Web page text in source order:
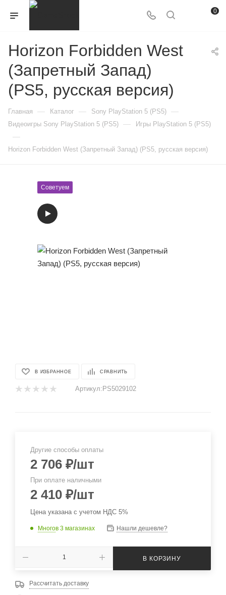
0
Horizon Forbidden West
(Запретный Запад)
(PS5, русская версия)
Главная — Каталог — Sony PlayStation 5 (PS5) —
Видеоигры Sony PlayStation 5 (PS5) — Игры PlayStation 5 (PS5)
—
Horizon Forbidden West (Запретный Запад) (PS5, русская версия)
Советуем
В ИЗБРАННОЕ СРАВНИТЬ
Артикул: PS5029102
Другие способы оплаты
2 706 ₽/шт
При оплате наличными
2 410 ₽/шт
Цена указана с учетом НДС 5%
Многов 3 магазинах Нашли дешевле?
В КОРЗИНУ
Рассчитать доставку